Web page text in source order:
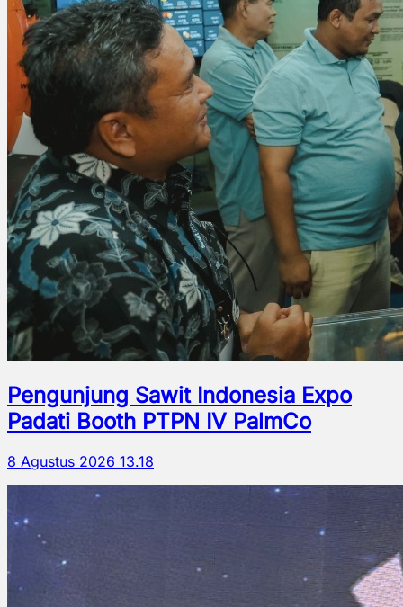
Pengunjung Sawit Indonesia Expo
Padati Booth PTPN IV PalmCo
8 Agustus 2026 13.18